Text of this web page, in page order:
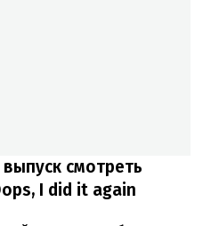
смотреть
I did it again